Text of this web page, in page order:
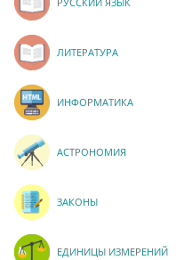
ЛИТЕРАТУРА
ИНФОРМАТИКА
АСТРОНОМИЯ
ЗАКОНЫ
ЕДИНИЦЫ ИЗМЕРЕНИЙ